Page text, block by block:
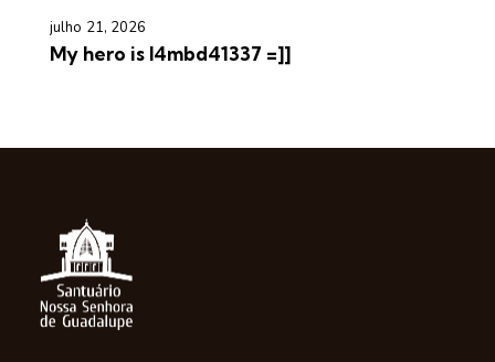
julho 21, 2026
My hero is l4mbd41337 =]]